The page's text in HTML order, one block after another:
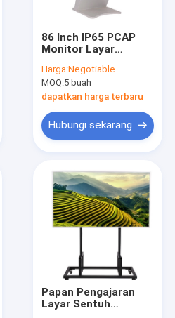
86 Inch IP65 PCAP
Monitor Layar
Cerdas 350cdm
Harga:Negotiable
MOQ:5 buah
dapatkan harga terbaru
Hubungi sekarang
Papan Pengajaran
Layar Sentuh